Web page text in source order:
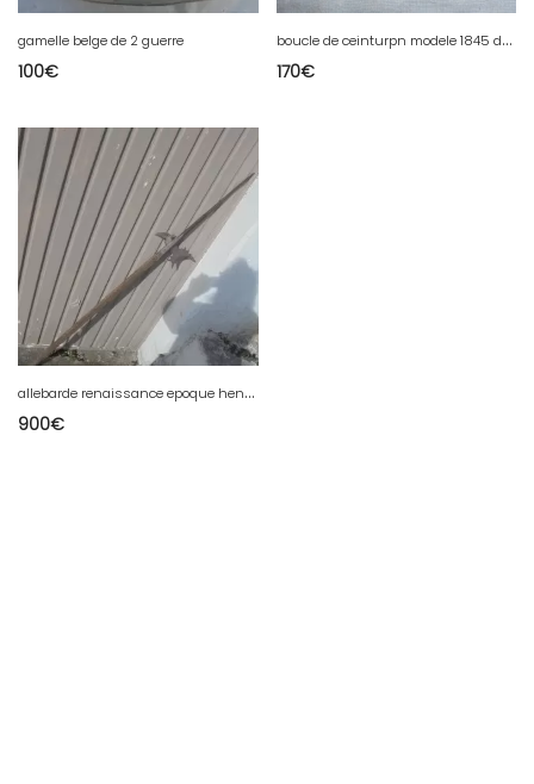
gamelle belge de 2 guerre
100€
b
oucle de ceinturpn modele 1845 de penitentier militaire
170€
a
llebarde renaissance epoque henri 4
900€